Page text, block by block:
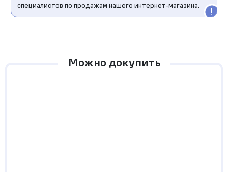
специалистов по продажам нашего интернет-магазина.
Можно докупить